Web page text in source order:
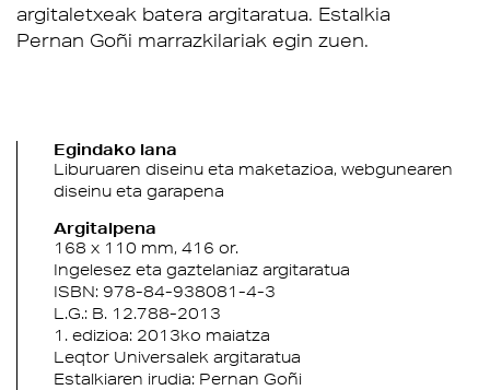
argitaletxeak batera argitaratua. Estalkia
Pernan Goñi marrazkilariak egin zuen.
Egindako lana
Liburuaren diseinu eta maketazioa, webgunearen
diseinu eta garapena
Argitalpena
168 x 110 mm,416 or.
Ingelesez eta gaztelaniaz argitaratua
ISBN: 978-84-938081-4-3
L.G.: B. 12.788-2013
1. edizioa: 2013ko maiatza
Leqtor Universalek argitaratua
Estalkiaren irudia: Pernan Goñi